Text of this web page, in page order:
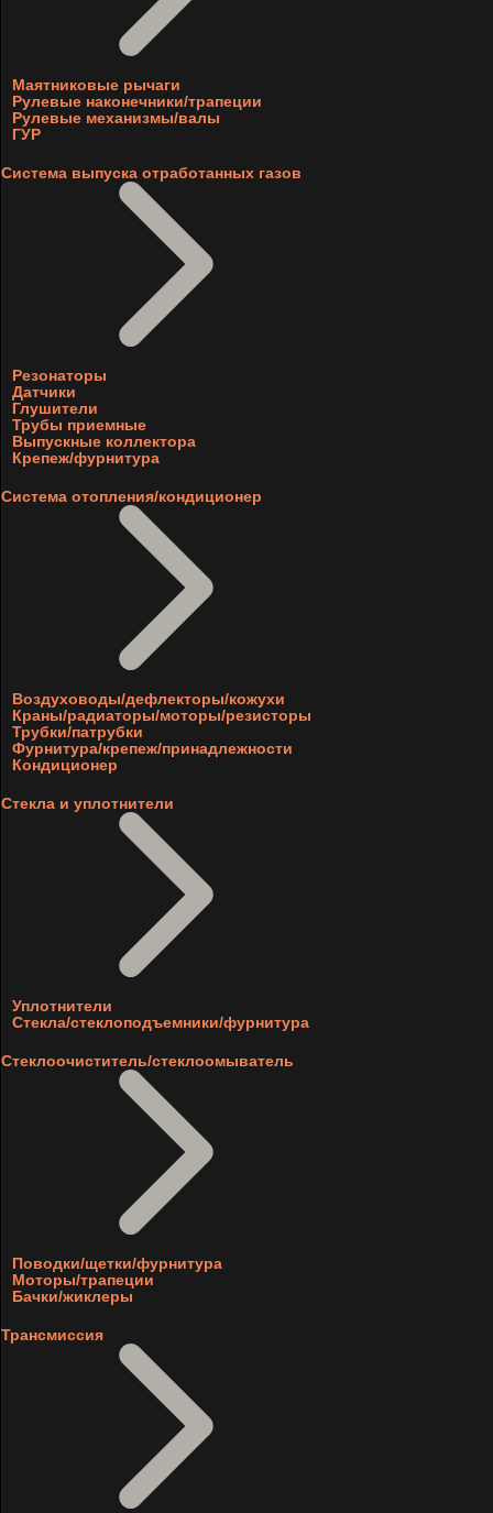
Маятниковые рычаги
Рулевые наконечники/трапеции
Рулевые механизмы/валы
ГУР
Система выпуска отработанных газов
Резонаторы
Датчики
Глушители
Трубы приемные
Выпускные коллектора
Крепеж/фурнитура
Система отопления/кондиционер
Воздуховоды/дефлекторы/кожухи
Краны/радиаторы/моторы/резисторы
Трубки/патрубки
Фурнитура/крепеж/принадлежности
Кондиционер
Стекла и уплотнители
Уплотнители
Стекла/стеклоподъемники/фурнитура
Стеклоочиститель/стеклоомыватель
Поводки/щетки/фурнитура
Моторы/трапеции
Бачки/жиклеры
Трансмиссия